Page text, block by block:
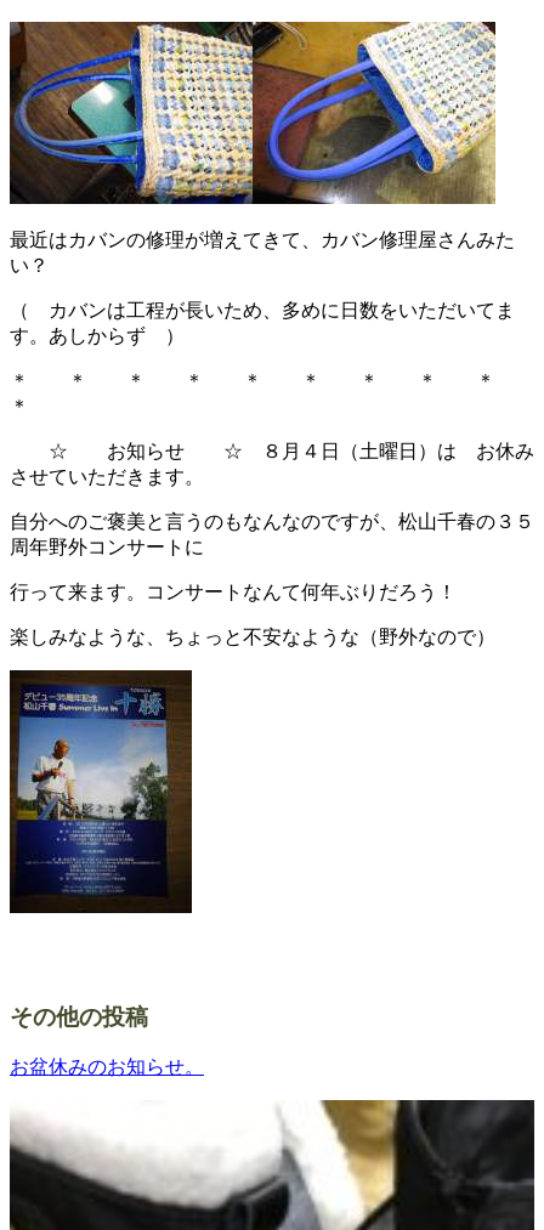
最近はカバンの修理が増えてきて、カバン修理屋さんみた
い？
（ カバンは工程が長いため、多めに日数をいただいてま
す。あしからず ）
＊ ＊ ＊ ＊ ＊ ＊ ＊ ＊ ＊
＊
☆ お知らせ ☆ ８月４日（土曜日）は お休み
させていただきます。
自分へのご褒美と言うのもなんなのですが、松山千春の３５
周年野外コンサートに
行って来ます。コンサートなんて何年ぶりだろう！
楽しみなような、ちょっと不安なような（野外なので）
その他の投稿
お盆休みのお知らせ。